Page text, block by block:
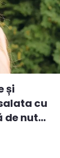
și
cu
de nut...